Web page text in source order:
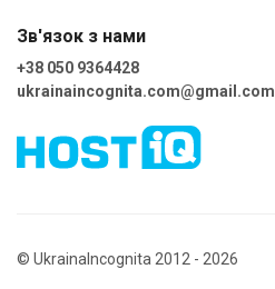
Зв'язок з нами
+38 050 9364428
ukrainaincognita.com@gmail.com
© UkrainaIncognita 2012 - 2026